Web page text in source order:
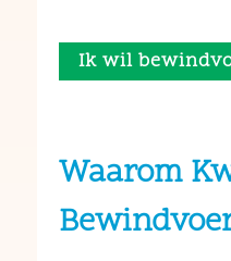
Ik wil
Waarom